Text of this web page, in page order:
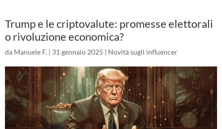
Trump e le criptovalute: promesse elettorali
o rivoluzione economica?
da Manuele F. | 31 gennaio 2025 | Novità sugli influencer